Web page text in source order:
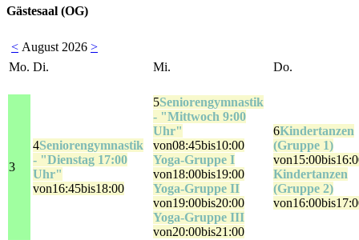
Gästesaal (OG)
< August 2026 >
Mo. Di. Mi. Do.
3
4Seniorengymnastik
- "Dienstag 17:00
Uhr"
von16:45bis18:00
5Seniorengymnastik
- "Mittwoch 9:00
Uhr"
von08:45bis10:00
Yoga-Gruppe I
von18:00bis19:00
Yoga-Gruppe II
von19:00bis20:00
Yoga-Gruppe III
von20:00bis21:00
6Kindertanzen
(Gruppe 1)
Kindertanzen
(Gruppe 2)